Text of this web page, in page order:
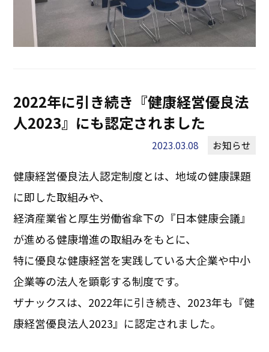
2022年に引き続き『健康経営優良法
人2023』にも認定されました
2023.03.08 お知らせ
健康経営優良法人認定制度とは、地域の健康課題
に即した取組みや、
経済産業省と厚生労働省傘下の『日本健康会議』
が進める健康増進の取組みをもとに、
特に優良な健康経営を実践している大企業や中小
企業等の法人を顕彰する制度です。
ザナックスは、2022年に引き続き、2023年も『健
康経営優良法人2023』に認定されました。